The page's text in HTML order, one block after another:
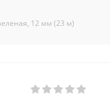
12 мм (23 м)